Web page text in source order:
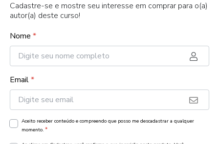
Cadastre-se e mostre seu interesse em comprar para o(a)
autor(a) deste curso!
Nome *
Email*
Aceito receber conteúdo e compreendo que posso me descadastrar a qualquer
momento. *